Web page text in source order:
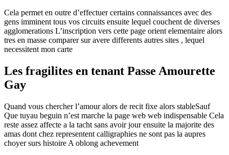
Cela permet en outre d’effectuer certains connaissances avec des
gens imminent tous vos circuits ensuite lequel couchent de diverses
agglomerations L’inscription vers cette page orient elementaire alors
tres en masse comparer sur avere differents autres sites , lequel
necessitent mon carte
Les fragilites en tenant Passe Amourette
Gay
Quand vous chercher l’amour alors de recit fixe alors stableSauf
Que tuyau beguin n’est marche la page web web indispensable Cela
reste assez affecte a la tacht sans avoir jour ensuite la majorite des
amas dont chez representent calligraphies ne sont pas la aupres
choyer surs histoire A oblong achevement